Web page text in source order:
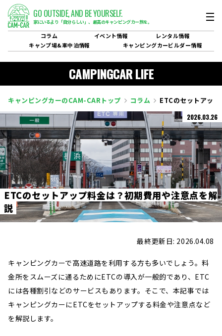
GO OUTSIDE,AND BE YOURSELF.
家にいるより「自分らしい」、 最高のキャンピングカー旅を。
コラム イベント情報 レンタル情報
キャンプ場&車中泊情報 キャンピングカービルダー情報
CAMPINGCAR LIFE
キャンピングカーのCAM-CARトップ コラム ETCのセットアッ
2026.03.26
ETCのセッ トアップ料金は？初期費用や注意点を解
説
最終更新日: 2026.04.08
キャンピングカーで高速道路を利用する方も多いでしょう。料
金所をスムーズに通るためにETCの導入が一般的であり、ETC
には各種割引などのサービスもあります。そこで、本記事では
キャンピングカーにETCをセットアップする料金や注意点など
を解説します。